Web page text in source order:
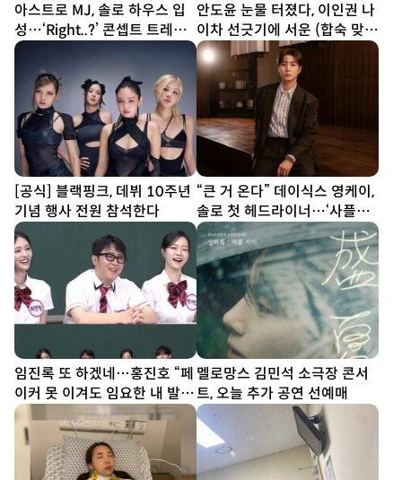
아스트로 MJ, 솔로 하우스 입
성…‘Right..?’ 콘셉트 트레일
러 공개
안도윤 눈물 터졌다, 이인권 나
이차 선긋기에 서운 (합숙 맞선
2)
[공식] 블랙핑크, 데뷔 10주년
기념 행사 전원 참석한다
“큰 거 온다” 데이식스 영케이,
솔로 첫 헤드라이너…‘사플페’
출격
임진록 또 하겠네…홍진호 “페
이커 못 이겨도 임요한 내 발
밑” (아형)
멜로망스 김민석 소극장 콘서
트, 오늘 추가 공연 선예매